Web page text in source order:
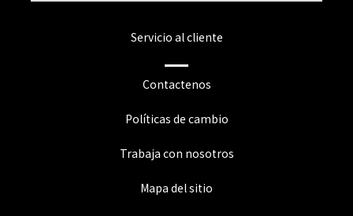
Servicio al cliente
Contactenos
Políticas de cambio
Trabaja con nosotros
Mapa del sitio